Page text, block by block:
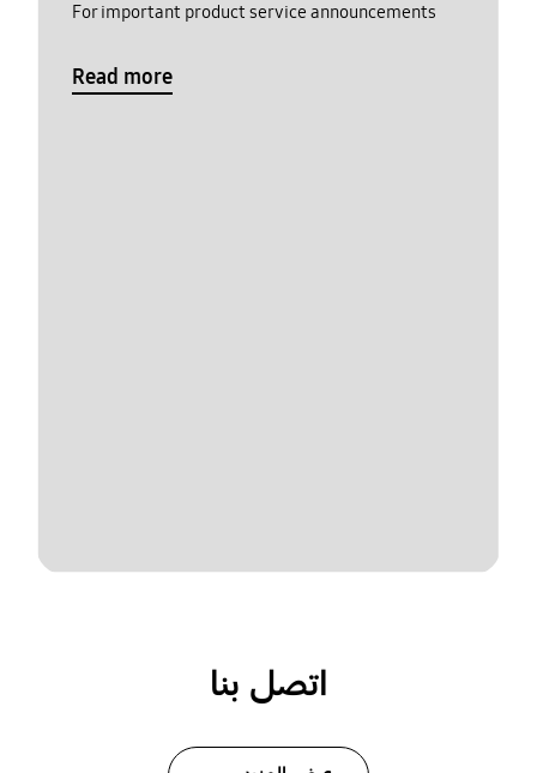
For important product service announcements
Read more
اتصل بنا